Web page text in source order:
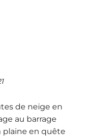
de neige en
au barrage
plaine en quête